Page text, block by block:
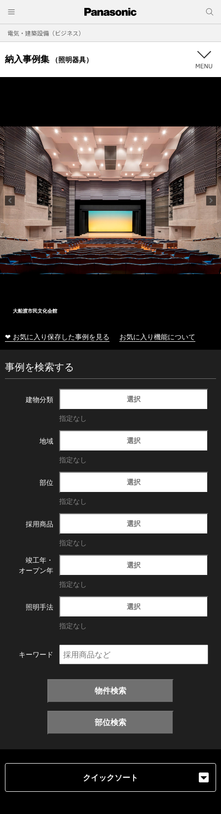
電気・建築設備（ビジネス）
納入事例集 （照明器具）
大船渡市民文化会館
❤ お気に入り保存した事例を見る お気に入り機能について
事例を検索する
建物分類 選択
指定なし
地域 選択
指定なし
部位 選択
指定なし
採用商品 選択
指定なし
竣工年・
オープン年
選択
指定なし
照明手法 選択
指定なし
キーワード
物件検索
部位検索
クイックソート